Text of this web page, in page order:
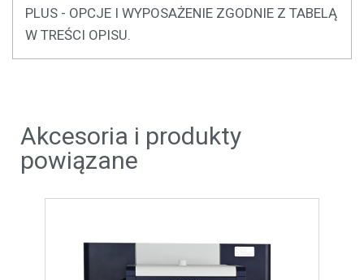
PLUS - OPCJE I WYPOSAŻENIE ZGODNIE Z TABELĄ
W TREŚCI OPISU.
Akcesoria i produkty
powiązane